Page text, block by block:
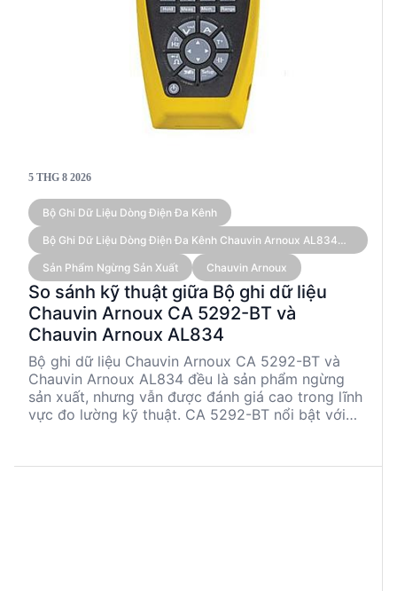
5 THG 8 2026
Bộ Ghi Dữ Liệu Dòng Điện Đa Kênh
Bộ Ghi Dữ Liệu Dòng Điện Đa Kênh Chauvin Arnoux AL834
Sản Phẩm Ngừng Sản Xuất
Chauvin Arnoux
So sánh kỹ thuật giữa Bộ ghi dữ liệu
Chauvin Arnoux CA 5292-BT và
Chauvin Arnoux AL834
Bộ ghi dữ liệu Chauvin Arnoux CA 5292-BT và
Chauvin Arnoux AL834 đều là sản phẩm ngừng
sản xuất, nhưng vẫn được đánh giá cao trong lĩnh
vực đo lường kỹ thuật. CA 5292-BT nổi bật với
đa kênh với cảm biến AmpFLEX®. Cả hai sản